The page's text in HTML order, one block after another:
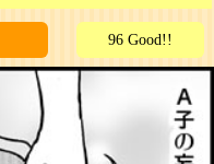
96 Good!!